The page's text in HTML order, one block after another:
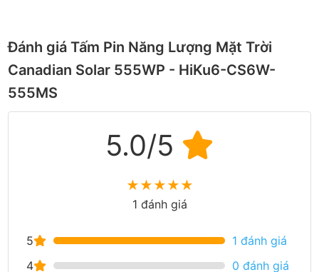
Đánh giá Tấm Pin Năng Lượng Mặt Trời
Canadian Solar 555WP - HiKu6-CS6W-
555MS
5.0/5
★★★★★
1 đánh giá
5
1 đánh giá
4
0 đánh giá